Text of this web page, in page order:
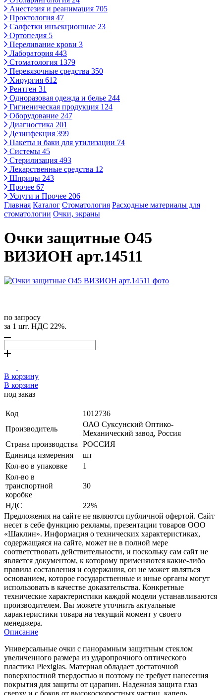
Анестезия и реанимация 705
Проктология 47
Салфетки инъекционные 23
Ортопедия 5
Переливание крови 3
Лаборатория 443
Стоматология 1379
Перевязочные средства 350
Хирургия 612
Рентген 31
Одноразовая одежда и белье 244
Гигиеническая продукция 124
Оборудование 247
Диагностика 201
Дезинфекция 399
Пакеты и баки для утилизации 74
Системы 45
Стерилизация 493
Лекарственные средства 12
Шприцы 243
Прочее 67
Услуги и Прочее 206
Главная Каталог Стоматология Расходные материалы для
стоматологии Очки, экраны
Очки защитные О45
ВИЗИОН арт.14511
по запросу
за 1 шт. НДС 22%.
В корзину
В корзине
под заказ
Код
1012736
Производитель
ОАО Суксунский Оптико-
Механический завод, Россия
Страна производства
РОССИЯ
Единица измерения
шт
Кол-во в упаковке
1
Кол-во в
транспортной
коробке
30
НДС
22%
Предложения на сайте не являются публичной офертой. Сайт
несет в себе функцию рекламы, презентации товаров ООО
«Шаклин». Информация о технических характеристиках,
содержащаяся на сайте, может не в полной мере
соответствовать действительности, и поскольку сам сайт не
является документом, к которому применяются какие-либо
правила составления и содержания, он не может являться
основанием, которое государственные и иные органы могут
использовать в качестве доказательства. Конкретные
технические характеристики каждой модели устанавливаются
производителем. Вы можете уточнить актуальные
характеристики товара на текущий момент у своего
менеджера.
Описание
Универсальные очки с панорамным защитным стеклом
увеличенного размера из ударопрочного оптического
пластика Plexiglas. Материал обладает достаточной
поверхностной твердостью и поэтому не требует нанесения
покрытия для защиты от царапин. Надежная защита глаз
сверху и с боков от высокоскоростных частиц, капель